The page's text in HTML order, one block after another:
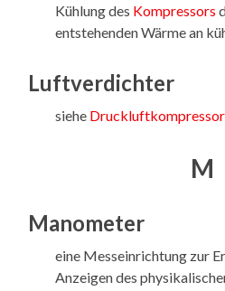
Kühlung des Kompressors
entstehenden Wärme an
Luftverdichter
siehe Druckluftkompressor
M
Manometer
eine Messeinrichtung zur
Anzeigen des